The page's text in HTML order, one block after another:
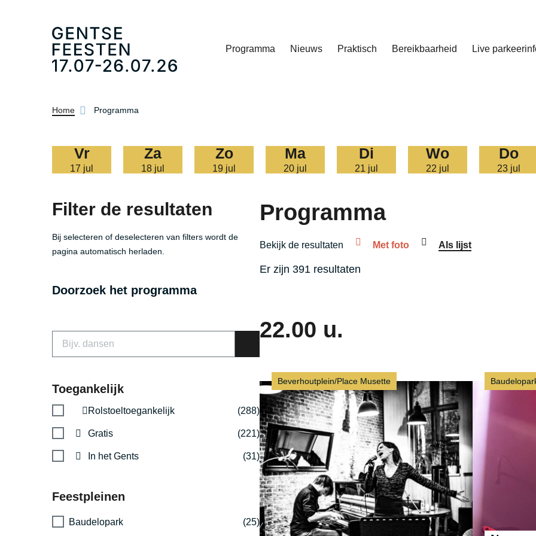
Programma Nieuws Praktisch Bereikbaarheid Live
Kruimelpad
Home Programma
vr
17 jul
za
18 jul
zo
19 jul
ma
20 jul
di
21 jul
wo
22 jul
do
23 jul
Filter de resultaten
Bij selecteren of deselecteren van filters wordt de
pagina automatisch herladen.
Doorzoek het programma
Toegankelijk
Rolstoeltoegankelijk (288)
Gratis (221)
In het Gents (31)
Feestpleinen
Baudelopark (25)
Programma
Bekijk de resultaten Met foto Als lijst
Er zijn 391 resultaten
22.00 u.
Beverhoutplein/Place Musette